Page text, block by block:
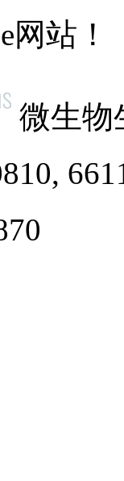
网站！
微生物